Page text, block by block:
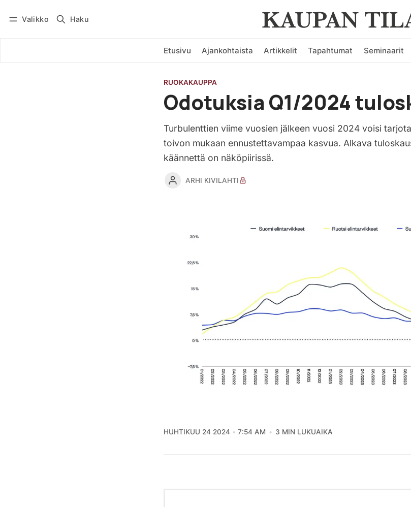
Valikko Haku
Etusivu Ajankohtaista Artikkelit Tapahtumat Seminaarit
RUOKAKAUPPA
Odotuksia Q1/2024
Turbulenttien viime vuosien jälkeen vuosi 2024 voisi
toivon mukaan ennustettavampaa kasvua. Alkava
käännettä on näköpiirissä.
ARHI KIVILAHTI
HUHTIKUU 24 2024 7:54 AM 3 MIN LUKUAIKA